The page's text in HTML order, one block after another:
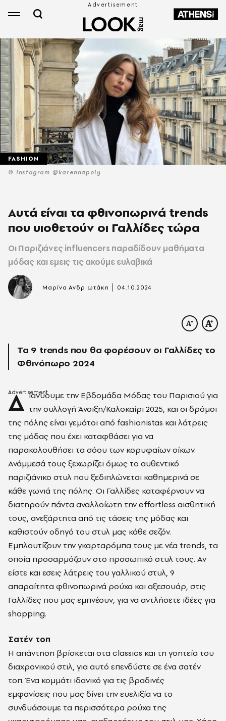
© Instagram @karennapoly
FASHION
Αυτά είναι τα φθινοπωρινά trends
που υιοθετούν οι Γαλλίδες τώρα
Οι Παριζιάνες influencers παραδίδουν μαθήματα
μόδας και εμεις τις ακούμε ευλαβικά
Μαρίνα Ανδριωτάκη 04.10.2024
Τα 9 trends που θα φορέσουν οι Γαλλίδες το
Φθινόπωρο 2024
Δ ιανύουμε την Εβδομάδα Μόδας του Παρισιού για
την συλλογή Άνοιξη/Καλοκαίρι 2025, και οι δρόμοι
της πόλης είναι γεμάτοι από fashionistas και λάτρεις
της μόδας που έχει καταφθάσει για να
παρακολουθήσει τα σόου των κορυφαίων οίκων.
Ανάμμεσά τoυς ξεχωρίζει όμως το αυθεντικό
παριζιάνικο στυλ που ξεδιπλώνεται καθημερινά σε
κάθε γωνιά της πόλης. Οι Γαλλίδες καταφέρνουν να
διατηρούν πάντα αναλλοίωτη την effortless αισθητική
τους, ανεξάρτητα από τις τάσεις της μόδας και
καθιστούν οδηγό του στυλ μας κάθε σεζόν.
Εμπλουτίζουν την γκαρταρόμπα τους με νέα trends, τα
οποία προσαρμόζουν στο προσωπικό στυλ τους. Αν
είστε και εσεις λάτρεις του γαλλικού στυλ, 9
απαραίτητα φθινοπωρινά ρούχα και αξεσουάρ, στις
Γαλλίδες που μας εμπνέουν, για να αντλήσετε ιδέες για
shopping.
Σατέν τοπ
Η απάντηση βρίσκεται στα classics και τη γοητεία του
διαχρονικού στιλ, για αυτό επενδύστε σε ένα σατέν
τοπ. Ένα κομμάτι ιδανικό για τις βραδινές
εμφανίσεις που μας δίνει την ευελιξία να το
συνδυάσουμε τα περισσότερα ρούχα της